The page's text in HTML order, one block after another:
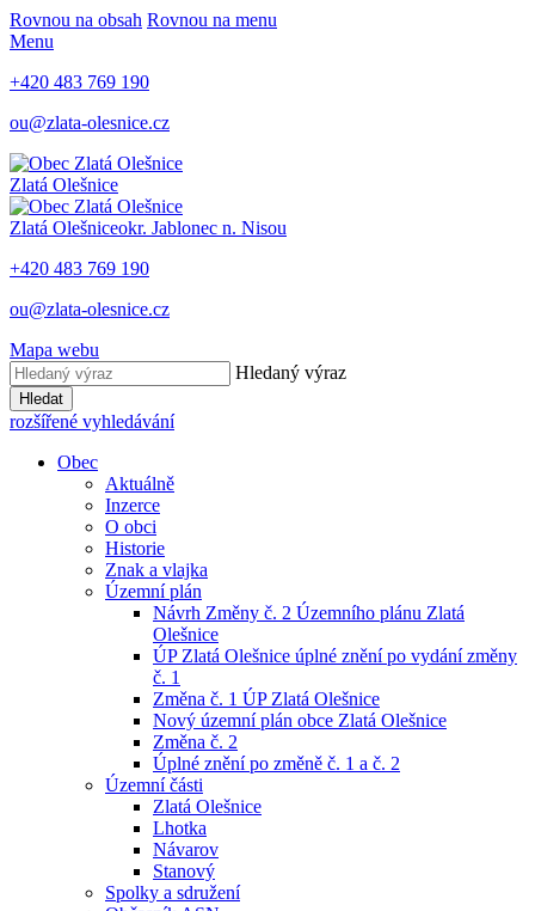
Rovnou na obsah Rovnou na menu
Menu
+420 483 769 190
ou@zlata-olesnice.cz
Zlatá Olešnice
Zlatá Olešniceokr. Jablonec n. Nisou
+420 483 769 190
ou@zlata-olesnice.cz
Mapa webu
Hledaný výraz
Hledat
rozšířené vyhledávání
Obec
Aktuálně
Inzerce
O obci
Historie
Znak a vlajka
Územní plán
Návrh Změny č. 2 Územního plánu Zlatá
Olešnice
ÚP Zlatá Olešnice úplné znění po vydání změny
č. 1
Změna č. 1 ÚP Zlatá Olešnice
Nový územní plán obce Zlatá Olešnice
Změna č. 2
Úplné znění po změně č. 1 a č. 2
Územní části
Zlatá Olešnice
Lhotka
Návarov
Stanový
Spolky a sdružení